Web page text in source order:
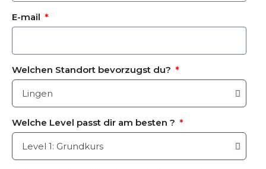
E-mail
Welchen Standort bevorzugst du?
Welche Level passt dir am besten ?